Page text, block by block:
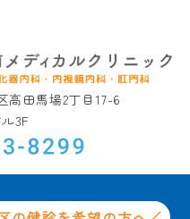
高田馬場2丁目17-6
3F